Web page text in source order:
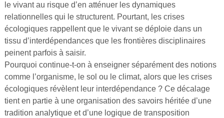
le vivant au risque d’en atténuer les dynamiques
relationnelles qui le structurent. Pourtant, les crises
écologiques rappellent que le vivant se déploie dans un
tissu d’interdépendances que les frontières disciplinaires
peinent parfois à saisir.
Pourquoi continue-t-on à enseigner séparément des notions
comme l’organisme, le sol ou le climat, alors que les crises
écologiques révèlent leur interdépendance ? Ce décalage
tient en partie à une organisation des savoirs héritée d’une
tradition analytique et d’une logique de transposition